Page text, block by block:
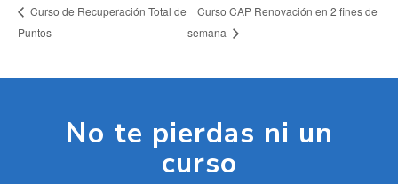
Curso de Recuperación Total de
Puntos
Curso CAP Renovación en 2 fines de
semana
No te pierdas ni un
curso